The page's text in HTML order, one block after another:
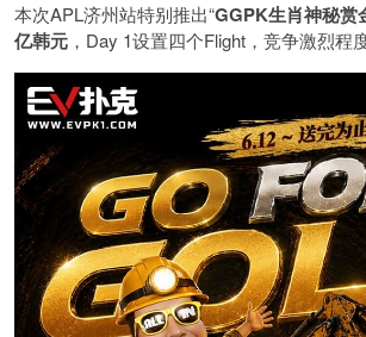
本次APL济州站特别推出“GGPK生肖神秘赏
亿韩元 ，Day 1设置四个Flight，竞争激烈程